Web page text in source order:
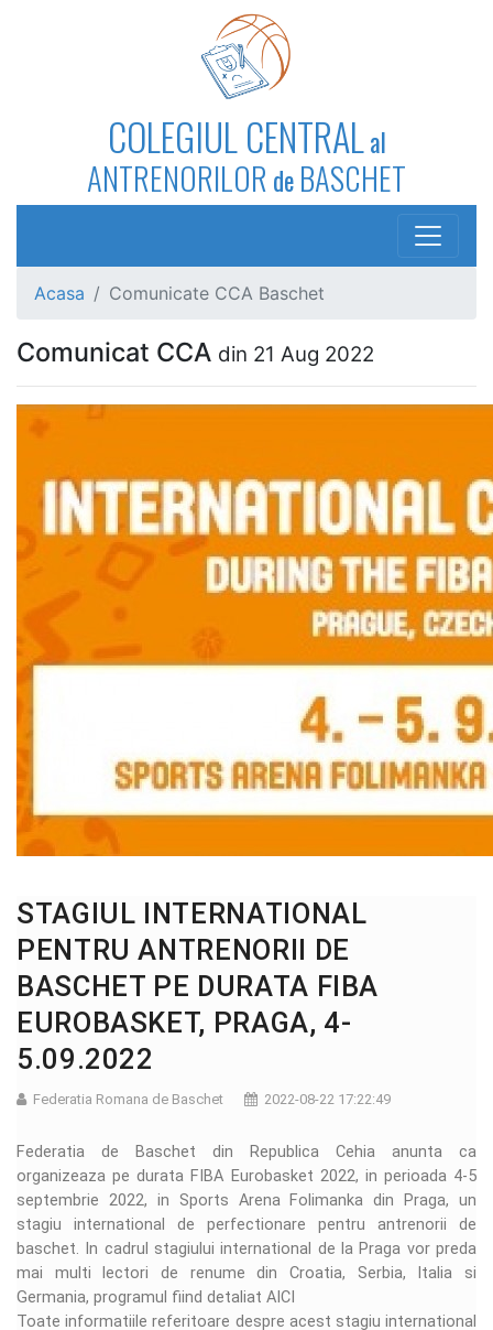
COLEGIUL CENTRALal
ANTRENORILOR de BASCHET
Acasa Comunicate CCA Baschet
Comunicat CCA din 21 Aug 2022
STAGIUL INTERNATIONAL
PENTRU ANTRENORII DE
BASCHET PE DURATA FIBA
EUROBASKET, PRAGA, 4-
5.09.2022
Federatia Romana de Baschet 2022-08-22 17:22:49
Federatia de Baschet din Republica Cehia anunta ca
organizeaza pe durata FIBA Eurobasket 2022, in perioada 4-5
septembrie 2022, in Sports Arena Folimanka din Praga, un
stagiu international de perfectionare pentru antrenorii de
baschet. In cadrul stagiului international de la Praga vor preda
mai multi lectori de renume din Croatia, Serbia, Italia si
Germania, programul fiind detaliat AICI
Toate informatiile referitoare despre acest stagiu international